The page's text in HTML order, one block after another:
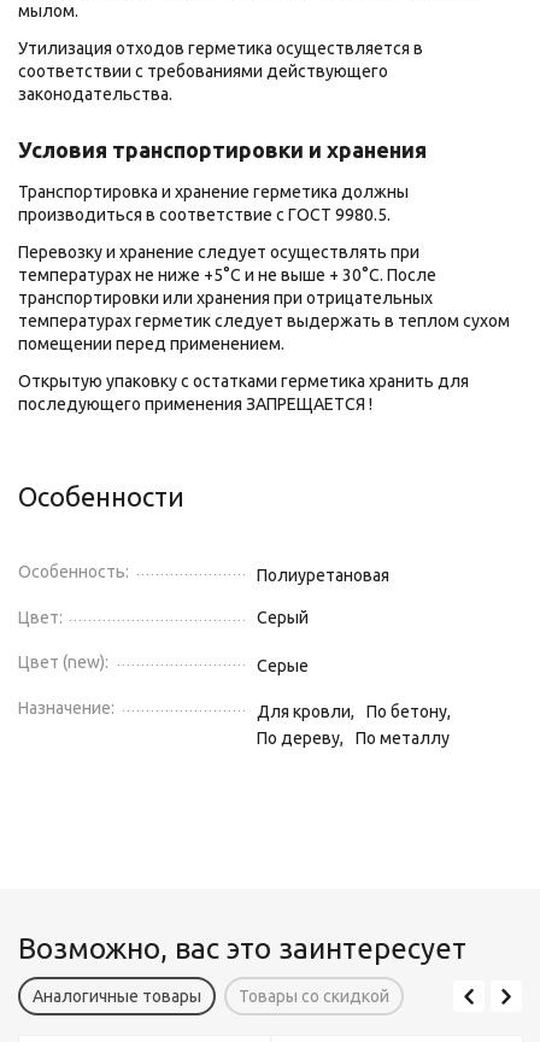
мылом.
Утилизация отходов герметика осуществляется в
соответствии с требованиями действующего
законодательства.
Условия транспортировки и хранения
Транспортировка и хранение герметика должны
производиться в соответствие с ГОСТ 9980.5.
Перевозку и хранение следует осуществлять при
температурах не ниже +5°С и не выше + 30°С. После
транспортировки или хранения при отрицательных
температурах герметик следует выдержать в теплом сухом
помещении перед применением.
Открытую упаковку с остатками герметика хранить для
последующего применения ЗАПРЕЩАЕТСЯ !
Особенности
Особенность: Полиуретановая
Цвет: Серый
Цвет (new): Серые
Назначение: Для кровли,
По бетону,
По дереву,
По металлу
Возможно, вас это заинтересует
Аналогичные товары Товары со скидкой